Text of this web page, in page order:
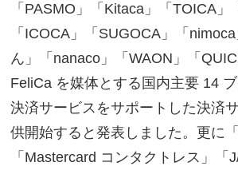
「PASMO」「Kitaca」「TOICA」
「ICOCA」「SUGOCA」「
ん」「nanaco」「WAON」「
FeliCa を媒体とする国内主要 14
決済サービスをサポートした決済
供開始すると発表しました。更に
「Mastercard コンタクトレス」「